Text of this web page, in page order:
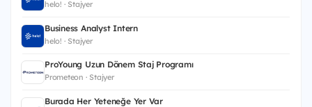
helo! · Stajyer
Business Analyst Intern
helo! · Stajyer
ProYoung Uzun Dönem Staj Programı
Prometeon · Stajyer
Burada Her Yeteneğe Yer Var